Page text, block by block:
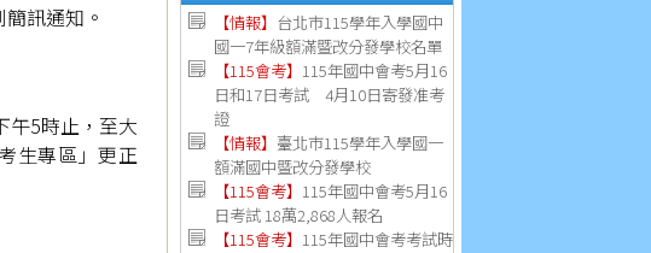
訊通知。
午5時止，至大
生專區」更正
【情報】 台北市115學年入學國中
國一7年級額滿暨改分發學校名單
【115會考】 115年國中會考5月16
日和17日考試 4月10日寄發准考
證
【情報】 臺北市115學年入學國一
額滿國中暨改分發學校
【115會考】 115年國中會考5月16
日考試 18萬2,868人報名
【115會考】 115年國中會考考試時